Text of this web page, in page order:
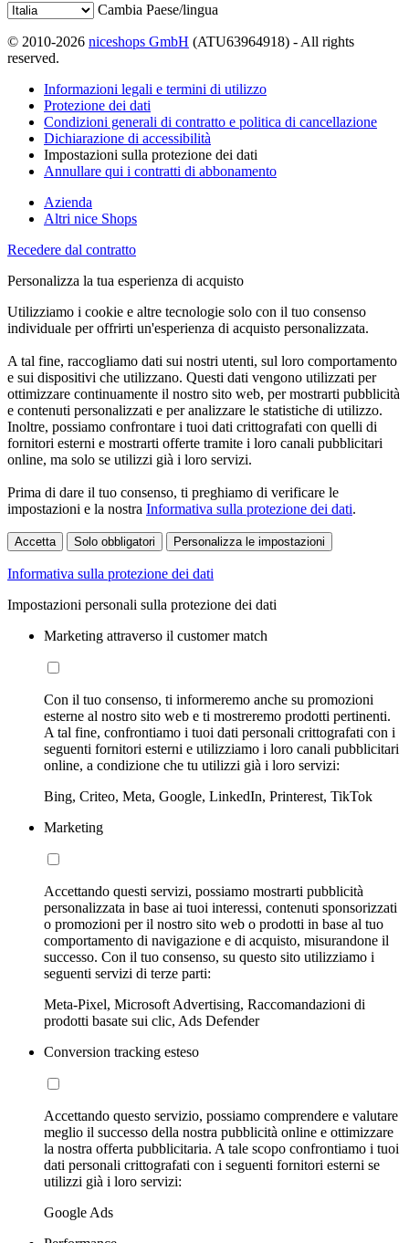
Cambia Paese/lingua
© 2010-2026 niceshops GmbH (ATU63964918) - All rights
reserved.
Informazioni legali e termini di utilizzo
Protezione dei dati
Condizioni generali di contratto e politica di cancellazione
Dichiarazione di accessibilità
Impostazioni sulla protezione dei dati
Annullare qui i contratti di abbonamento
Azienda
Altri nice Shops
Recedere dal contratto
Personalizza la tua esperienza di acquisto
Utilizziamo i cookie e altre tecnologie solo con il tuo consenso
individuale per offrirti un'esperienza di acquisto personalizzata.
A tal fine, raccogliamo dati sui nostri utenti, sul loro comportamento
e sui dispositivi che utilizzano. Questi dati vengono utilizzati per
ottimizzare continuamente il nostro sito web, per mostrarti pubblicità
e contenuti personalizzati e per analizzare le statistiche di utilizzo.
Inoltre, possiamo confrontare i tuoi dati crittografati con quelli di
fornitori esterni e mostrarti offerte tramite i loro canali pubblicitari
online, ma solo se utilizzi già i loro servizi.
Prima di dare il tuo consenso, ti preghiamo di verificare le
impostazioni e la nostra Informativa sulla protezione dei dati.
Accetta Solo obbligatori Personalizza le impostazioni
Informativa sulla protezione dei dati
Impostazioni personali sulla protezione dei dati
Marketing attraverso il customer match
Con il tuo consenso, ti informeremo anche su promozioni
esterne al nostro sito web e ti mostreremo prodotti pertinenti.
A tal fine, confrontiamo i tuoi dati personali crittografati con i
seguenti fornitori esterni e utilizziamo i loro canali pubblicitari
online, a condizione che tu utilizzi già i loro servizi:
Bing, Criteo, Meta, Google, LinkedIn, Printerest, TikTok
Marketing
Accettando questi servizi, possiamo mostrarti pubblicità
personalizzata in base ai tuoi interessi, contenuti sponsorizzati
o promozioni per il nostro sito web o prodotti in base al tuo
comportamento di navigazione e di acquisto, misurandone il
successo. Con il tuo consenso, su questo sito utilizziamo i
seguenti servizi di terze parti:
Meta-Pixel, Microsoft Advertising, Raccomandazioni di
prodotti basate sui clic, Ads Defender
Conversion tracking esteso
Accettando questo servizio, possiamo comprendere e valutare
meglio il successo della nostra pubblicità online e ottimizzare
la nostra offerta pubblicitaria. A tale scopo confrontiamo i tuoi
dati personali crittografati con i seguenti fornitori esterni se
utilizzi già i loro servizi:
Google Ads